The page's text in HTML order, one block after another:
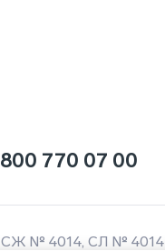
770 07 00
СЖ № 4014, СЛ № 4014